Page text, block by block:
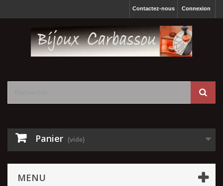
Connexion
Contactez-nous
Panier (vide)
MENU